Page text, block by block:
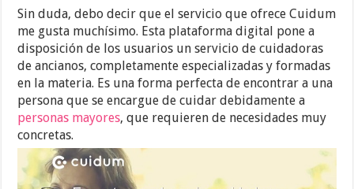
Sin duda, debo decir que el servicio que ofrece Cuidum
me gusta muchísimo. Esta plataforma digital pone a
disposición de los usuarios un servicio de cuidadoras
de ancianos, completamente especializadas y formadas
en la materia. Es una forma perfecta de encontrar a una
persona que se encargue de cuidar debidamente a
personas mayores, que requieren de necesidades muy
concretas.